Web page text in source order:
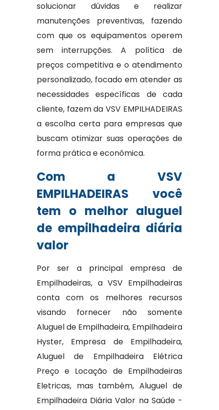
solucionar dúvidas e realizar
manutenções preventivas, fazendo
com que os equipamentos operem
sem interrupções. A política de
preços competitiva e o atendimento
personalizado, focado em atender as
necessidades específicas de cada
cliente, fazem da VSV EMPILHADEIRAS
a escolha certa para empresas que
buscam otimizar suas operações de
forma prática e econômica.
Com a VSV
EMPILHADEIRAS você
tem o melhor aluguel
de empilhadeira diária
valor
Por ser a principal empresa de
Empilhadeiras, a VSV Empilhadeiras
conta com os melhores recursos
visando fornecer não somente
Aluguel de Empilhadeira, Empilhadeira
Hyster, Empresa de Empilhadeira,
Aluguel de Empilhadeira Elétrica
Preço e Locação de Empilhadeiras
Eletricas, mas também, Aluguel de
Empilhadeira Diária Valor na Saúde -